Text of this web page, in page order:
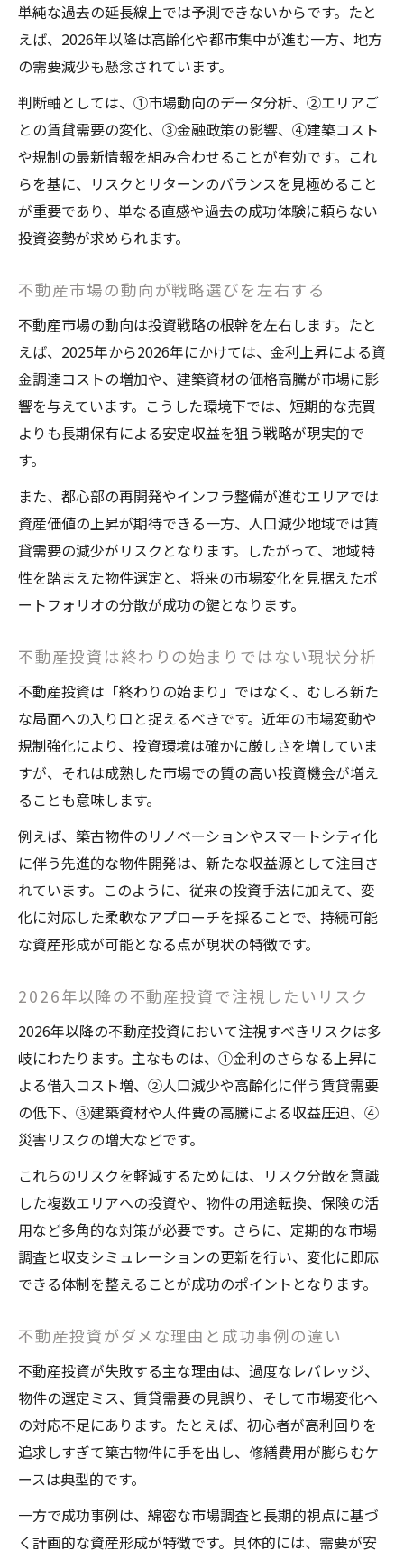
市場規模の推移が示す投資判断の核心
不動産投資市場規模推移で見る将来性
不動産市場動向と投資判断のタイミング
不動産投資2025年問題と今後の戦略
2026年の市場規模が投資に及ぼす影響
不動産投資未来に向けた市場分析の重要性
2026年以降に不動産が狙い目となる理由
不動産投資2026年以降の成長要因を解説
2026年の不動産市況見通しと注目ポイント
不動産投資未来を左右する戦略的視点とは
今は買い時か不動産投資今じゃないの真相
不動産投資は今どう動くべきか再考する
不動産投資はこれからどうなるか最新予測
今後の不動産投資で重視すべきポイント
リスク回避と不動産投資戦略の最適化法
2025年以降の不動産市場動向を読む視点
資産形成のための不動産投資術の最前線
不動産投資で資産形成を実現する最新術
長期視点で選ぶ不動産と市場動向の関係
10年後を見据えて不動産で資産価値を守る
不動産投資の出口戦略とリスク管理の重要
性
単純な過去の延長線上では予測できないからです。たと
えば、2026年以降は高齢化や都市集中が進む一方、地方
の需要減少も懸念されています。
判断軸としては、①市場動向のデータ分析、②エリアご
との賃貸需要の変化、③金融政策の影響、④建築コスト
や規制の最新情報を組み合わせることが有効です。これ
らを基に、リスクとリターンのバランスを見極めること
が重要であり、単なる直感や過去の成功体験に頼らない
投資姿勢が求められます。
不動産市場の動向が戦略選びを左右する
不動産市場の動向は投資戦略の根幹を左右します。たと
えば、2025年から2026年にかけては、金利上昇による資
金調達コストの増加や、建築資材の価格高騰が市場に影
響を与えています。こうした環境下では、短期的な売買
よりも長期保有による安定収益を狙う戦略が現実的で
す。
また、都心部の再開発やインフラ整備が進むエリアでは
資産価値の上昇が期待できる一方、人口減少地域では賃
貸需要の減少がリスクとなります。したがって、地域特
性を踏まえた物件選定と、将来の市場変化を見据えたポ
ートフォリオの分散が成功の鍵となります。
不動産投資は終わりの始まりではない現状分析
不動産投資は「終わりの始まり」ではなく、むしろ新た
な局面への入り口と捉えるべきです。近年の市場変動や
規制強化により、投資環境は確かに厳しさを増していま
すが、それは成熟した市場での質の高い投資機会が増え
ることも意味します。
例えば、築古物件のリノベーションやスマートシティ化
に伴う先進的な物件開発は、新たな収益源として注目さ
れています。このように、従来の投資手法に加えて、変
化に対応した柔軟なアプローチを採ることで、持続可能
な資産形成が可能となる点が現状の特徴です。
2026年以降の不動産投資で注視したいリスク
2026年以降の不動産投資において注視すべきリスクは多
岐にわたります。主なものは、①金利のさらなる上昇に
よる借入コスト増、②人口減少や高齢化に伴う賃貸需要
の低下、③建築資材や人件費の高騰による収益圧迫、④
災害リスクの増大などです。
これらのリスクを軽減するためには、リスク分散を意識
した複数エリアへの投資や、物件の用途転換、保険の活
用など多角的な対策が必要です。さらに、定期的な市場
調査と収支シミュレーションの更新を行い、変化に即応
できる体制を整えることが成功のポイントとなります。
不動産投資がダメな理由と成功事例の違い
不動産投資が失敗する主な理由は、過度なレバレッジ、
物件の選定ミス、賃貸需要の見誤り、そして市場変化へ
の対応不足にあります。たとえば、初心者が高利回りを
追求しすぎて築古物件に手を出し、修繕費用が膨らむケ
ースは典型的です。
一方で成功事例は、綿密な市場調査と長期的視点に基づ
く計画的な資産形成が特徴です。具体的には、需要が安